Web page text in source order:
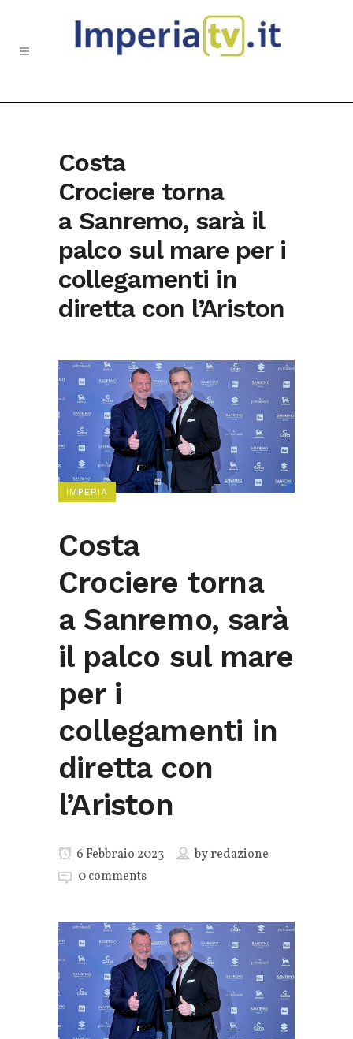
Costa
Crociere torna
a Sanremo, sarà il
palco sul mare per i
collegamenti in
diretta con l’Ariston
IMPERIA
Costa
Crociere torna
a Sanremo, sarà
il palco sul mare
per i
collegamenti in
diretta con
l’Ariston
6 Febbraio 2023 byredazione
0 comments